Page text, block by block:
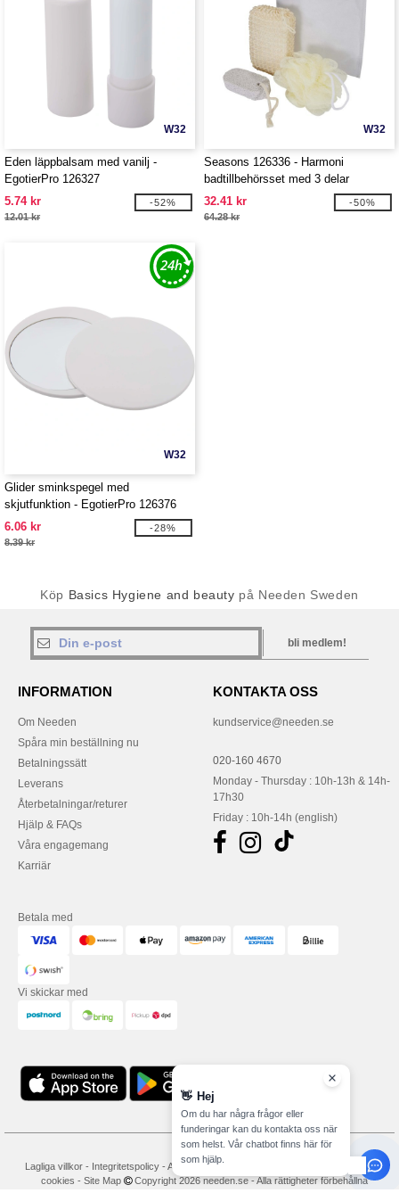
W32
Eden läppbalsam med vanilj -
EgotierPro 126327
5.74 kr
12.01 kr
-52%
W32
Seasons 126336 - Harmoni
badtillbehörsset med 3 delar
32.41 kr
64.28 kr
-50%
W32
Glider sminkspegel med
skjutfunktion - EgotierPro 126376
6.06 kr
8.39 kr
-28%
Köp Basics Hygiene and beauty på Needen Sweden
bli medlem!
INFORMATION
Om Needen
Spåra min beställning nu
Betalningssätt
Leverans
Återbetalningar/returer
Hjälp & FAQs
Våra engagemang
Karriär
KONTAKTA OSS
kundservice@needen.se
020-160 4670
Monday - Thursday : 10h-13h & 14h-
17h30
Friday : 10h-14h (english)
Betala med
Vi skickar med
Lagliga villkor- Integritetspolicy- Användarvillkor
Policy för
cookies - Site Map Copyright 2026 needen.se - Alla rättigheter förbehållna
👋 Hej
Om du har några frågor eller
funderingar kan du kontakta oss när
som helst. Vår chatbot finns här för
som hjälp.